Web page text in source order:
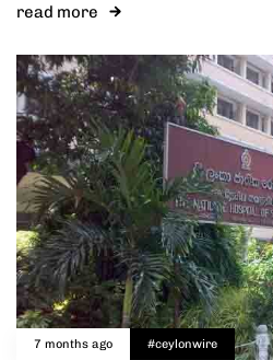
read more
7 months ago #ceylonwire